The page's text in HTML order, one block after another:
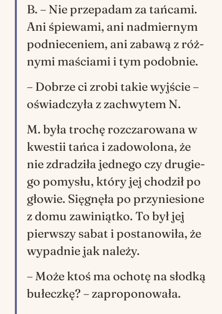
B. – Nie prze­pa­dam za tań­ca­mi.
Ani śpie­wa­mi, ani nad­mier­nym
pod­nie­ce­niem, ani za­ba­wą z róż­
ny­mi ma­ścia­mi i tym po­dob­nie.
– Do­brze ci zro­bi ta­kie wyj­ście –
oświad­czy­ła z za­chwy­tem N.
M. była tro­chę roz­cza­ro­wa­na w
kwe­stii tań­ca i za­do­wo­lo­na, że
nie zdra­dzi­ła jed­ne­go czy dru­gie­
go po­my­słu, któ­ry jej cho­dził po
gło­wie. Się­gnę­ła po przy­nie­sio­ne
z domu za­wi­niąt­ko. To był jej
pierw­szy sa­bat i po­sta­no­wi­ła, że
wy­pad­nie jak na­le­ży.
– Może ktoś ma ocho­tę na słod­ką
bu­łecz­kę? – za­pro­po­no­wa­ła.